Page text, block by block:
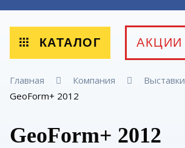
КАТАЛОГ АКЦИИ
Главная Компания
Выставки
GeoForm+ 2012
GeoForm+ 2012